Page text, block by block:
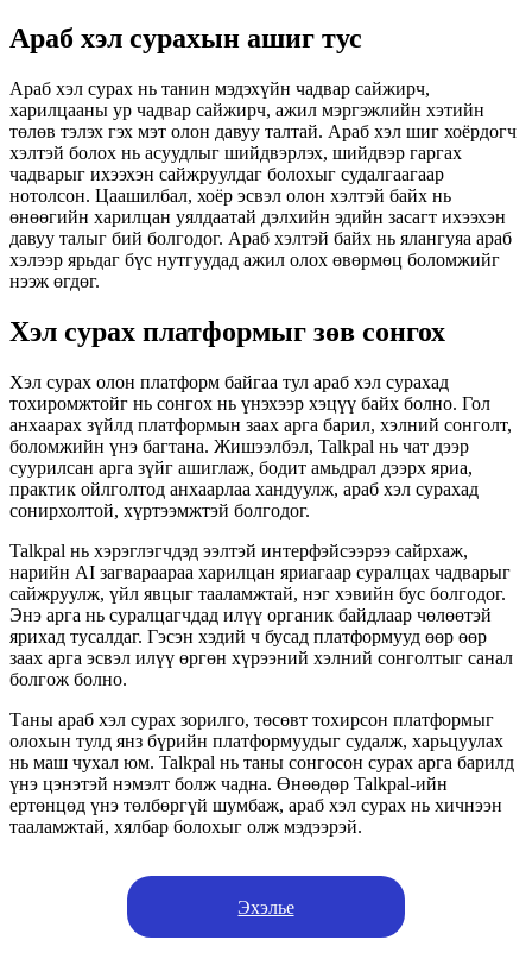
Араб хэл сурахын ашиг тус
Араб хэл сурах нь танин мэдэхүйн чадвар сайжирч,
харилцааны ур чадвар сайжирч, ажил мэргэжлийн хэтийн
төлөв тэлэх гэх мэт олон давуу талтай. Араб хэл шиг хоёрдогч
хэлтэй болох нь асуудлыг шийдвэрлэх, шийдвэр гаргах
чадварыг ихээхэн сайжруулдаг болохыг судалгаагаар
нотолсон. Цаашилбал, хоёр эсвэл олон хэлтэй байх нь
өнөөгийн харилцан уялдаатай дэлхийн эдийн засагт ихээхэн
давуу талыг бий болгодог. Араб хэлтэй байх нь ялангуяа араб
хэлээр ярьдаг бүс нутгуудад ажил олох өвөрмөц боломжийг
нээж өгдөг.
Хэл сурах платформыг зөв сонгох
Хэл сурах олон платформ байгаа тул араб хэл сурахад
тохиромжтойг нь сонгох нь үнэхээр хэцүү байх болно. Гол
анхаарах зүйлд платформын заах арга барил, хэлний сонголт,
боломжийн үнэ багтана. Жишээлбэл, Talkpal нь чат дээр
суурилсан арга зүйг ашиглаж, бодит амьдрал дээрх яриа,
практик ойлголтод анхаарлаа хандуулж, араб хэл сурахад
сонирхолтой, хүртээмжтэй болгодог.
Talkpal нь хэрэглэгчдэд ээлтэй интерфэйсээрээ сайрхаж,
нарийн AI загвараараа харилцан яриагаар суралцах чадварыг
сайжруулж, үйл явцыг тааламжтай, нэг хэвийн бус болгодог.
Энэ арга нь суралцагчдад илүү органик байдлаар чөлөөтэй
ярихад тусалдаг. Гэсэн хэдий ч бусад платформууд өөр өөр
заах арга эсвэл илүү өргөн хүрээний хэлний сонголтыг санал
болгож болно.
Таны араб хэл сурах зорилго, төсөвт тохирсон платформыг
олохын тулд янз бүрийн платформуудыг судалж, харьцуулах
нь маш чухал юм. Talkpal нь таны сонгосон сурах арга барилд
үнэ цэнэтэй нэмэлт болж чадна. Өнөөдөр Talkpal-ийн
ертөнцөд үнэ төлбөргүй шумбаж, араб хэл сурах нь хичнээн
тааламжтай, хялбар болохыг олж мэдээрэй.
Эхэлье